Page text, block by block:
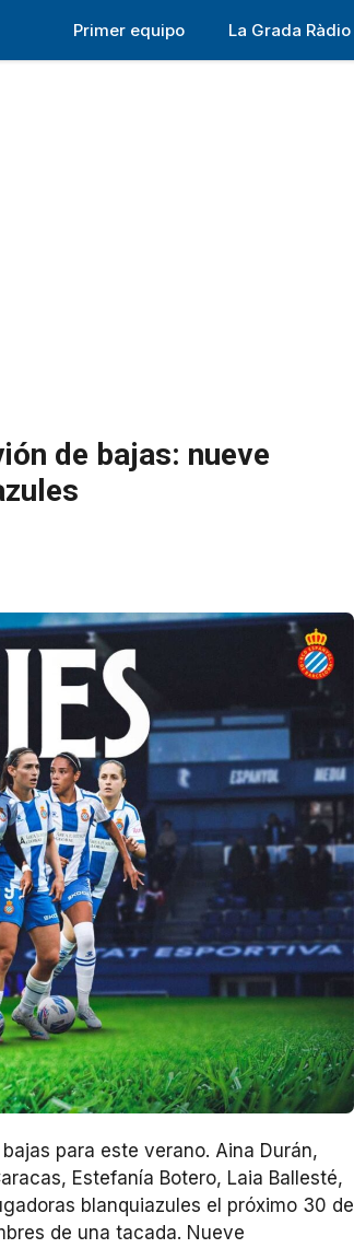
Primer equipo La Grada Ràdio
de bajas: nueve
para este verano. Aina Durán,
Estefanía Botero, Laia Ballesté,
blanquiazules el próximo 30 de
de una tacada. Nueve